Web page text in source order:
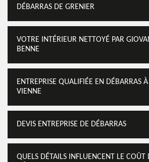
DÉBARRAS DE GRENIER
VOTRE INTÉRIEUR NETTOYÉ PAR
BENNE
ENTREPRISE QUALIFIÉE EN DÉBARRAS
VIENNE
DEVIS ENTREPRISE DE DÉBARRAS
QUELS DÉTAILS INFLUENCENT LE COÛT